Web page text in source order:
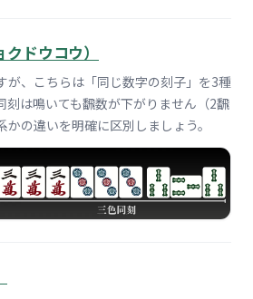
ドウコウ）
が、こちらは「同じ数字の刻子」を3種
刻は鳴いても飜数が下がりません（2飜
の違いを明確に区別しましょう。